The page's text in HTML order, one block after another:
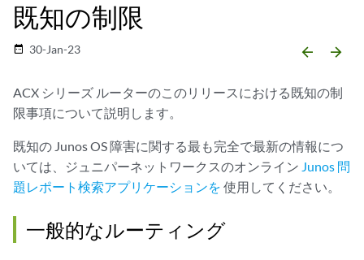
既知の制限
date_range 30-Jan-23 arrow_backward arrow_forward
ACX シリーズ ルーターのこのリリースにおける既知の制
限事項について説明します。
既知の Junos OS 障害に関する最も完全で最新の情報につ
いては、ジュニパーネットワークスのオンライン Junos 問
題レポート検索アプリケーションを 使用してください。
一般的なルーティング